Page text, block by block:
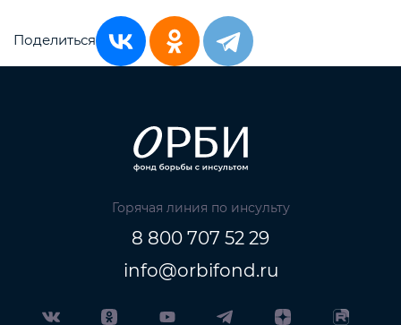
Поделиться
Горячая линия по инсульту
8 800 707 52 29
info@orbifond.ru